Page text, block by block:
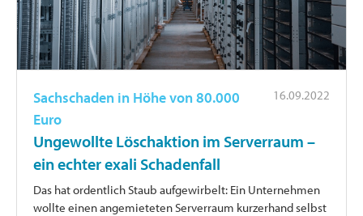
16.09.2022
Sachschaden in Höhe von 80.000
Euro
Ungewollte Löschaktion im Serverraum –
ein echter exali Schadenfall
Das hat ordentlich Staub aufgewirbelt: Ein Unternehmen
wollte einen angemieteten Serverraum kurzerhand selbst